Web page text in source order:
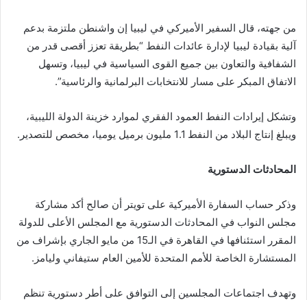
من جهته، قال السفير الأميركي في ليبيا إن واشنطن ملتزمة بدعم
آلية بقيادة ليبيا لإدارة عائدات النفط “بطريقة تعزز أقصى قدر من
الشفافية والتعاون بين جميع القوى السياسية في ليبيا، وتسهل
الاتفاق المبكر على مسار للانتخابات البرلمانية والرئاسية”.
وتشكل إيرادات النفط العمود الفقري لموارد خزينة الدولة الليبية،
ويبلغ إنتاج البلاد من النفط 1.1 مليون برميل يوميا، مخصص للتصدير.
المحادثات الدستورية
وذكر حساب السفارة الأميركية على تويتر أن صالح أكد مشاركة
مجلس النواب في المحادثات الدستورية مع المجلس الأعلى للدولة
المقرر استئنافها في القاهرة في الـ15 من مايو الجاري بإشراف من
المستشارة الخاصة للأمم المتحدة للأمين العام ستيفاني وليامز.
وتهدف اجتماعات المجلسين إلى التوافق على أطر دستورية تنظم